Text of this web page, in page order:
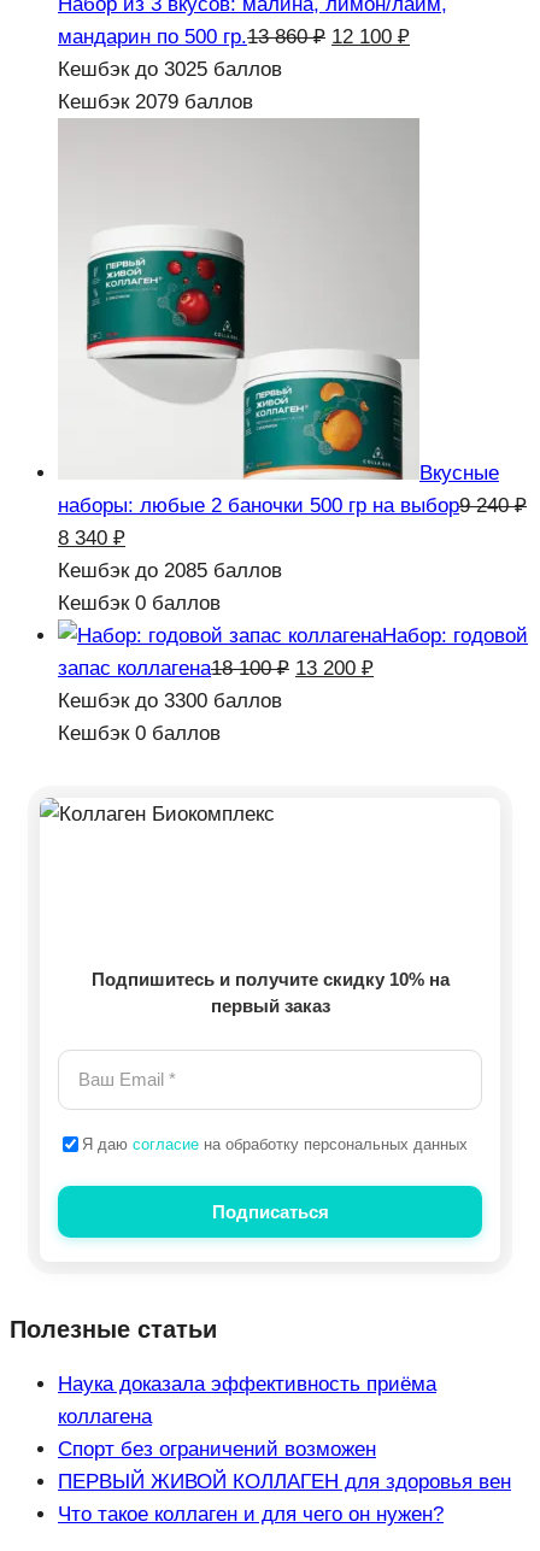
мандарин по 500 гр.13 860₽ Первоначальная
12 100 ₽Текущая
Кешбэкдо 3025 баллов
Кешбэк2079 баллов
Вкусные
наборы: любые 2 баночки 500 гр на выбор9 240₽
Первоначальная
цена
составляла
9
240 ₽.
8 340 ₽Текущая
цена:
8
340 ₽.
Кешбэкдо 2085 баллов
Кешбэк0 баллов
Набор: годовой
запас коллагена18 100₽ Первоначальная
13 200 ₽Текущая
Кешбэкдо 3300 баллов
Кешбэк0 баллов
Подпишитесь и получите скидку 10% на
первый заказ
Я даю согласие на обработку персональных данных
Подписаться
Полезные статьи
Наука доказала эффективность приёма
коллагена
Спорт без ограничений возможен
ПЕРВЫЙ ЖИВОЙ КОЛЛАГЕН для здоровья вен
Что такое коллаген и для чего он нужен?